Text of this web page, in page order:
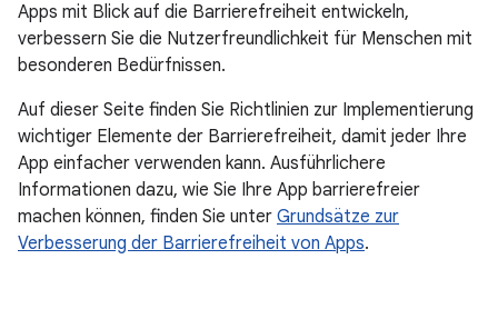
Apps mit Blick auf die Barrierefreiheit entwickeln,
verbessern Sie die Nutzerfreundlichkeit für Menschen mit
besonderen Bedürfnissen.
Auf dieser Seite finden Sie Richtlinien zur Implementierung
wichtiger Elemente der Barrierefreiheit, damit jeder Ihre
App einfacher verwenden kann. Ausführlichere
Informationen dazu, wie Sie Ihre App barrierefreier
machen können, finden Sie unter Grundsätze zur
Verbesserung der Barrierefreiheit von Apps.